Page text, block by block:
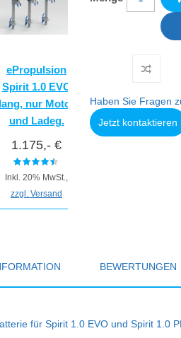
ePropulsion
Spirit 1.0 EVO
lang, nur Motor
und Ladeg.
1.175,- €
Inkl. 20% MwSt.,
zzgl. Versand
Haben Sie Fragen
Jetzt kontaktieren
BEWERTUNGEN
für Spirit 1.0 EVO und Spirit 1.0